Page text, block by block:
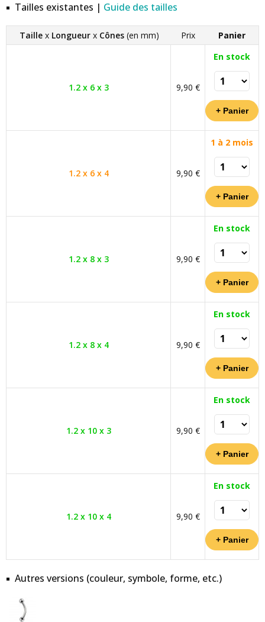
Tailles existantes | Guide des tailles
Taillex Longueurx Cônes(en mm) Prix Panier
1.2 x 6 x 3 9,90 €
En stock
1.2 x 6 x 4 9,90 €
1 à 2 mois
1.2 x 8 x 3 9,90 €
En stock
1.2 x 8 x 4 9,90 €
En stock
1.2 x 10 x 3 9,90 €
En stock
1.2 x 10 x 4 9,90 €
En stock
Autres versions (couleur, symbole, forme, etc.)